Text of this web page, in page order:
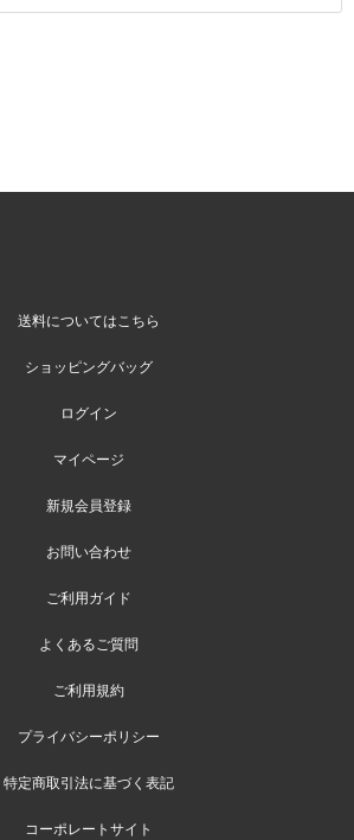
送料についてはこちら
ショッピングバッグ
ログイン
マイページ
新規会員登録
お問い合わせ
ご利用ガイド
よくあるご質問
ご利用規約
プライバシーポリシー
特定商取引法に基づく表記
コーポレートサイト